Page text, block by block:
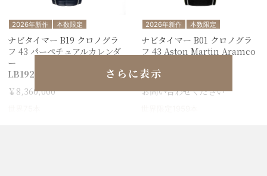
2026年新作 本数限定
ナビタイマー B19 クロノグラ
フ 43 パーペチュアルカレンダ
ー
LB19211A1C1P1
￥8,360,000
2026年新作 本数限定
ナビタイマー B01 クロノグラ
フ 43 Aston Martin Aramco
EB01381A1B1X1
お問い合わせください
さらに表示